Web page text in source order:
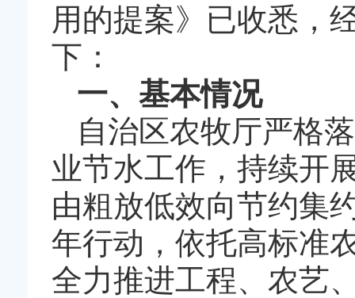
用的提案》已收悉，
下：
一、基本情况
自治区农牧厅严格
业节水工作，持续开
由粗放低效向节约集
年行动，依托高标准
全力推进工程、农艺